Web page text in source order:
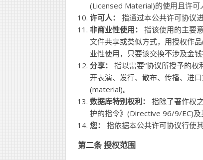
(Licensed Material)的使用且许可
许可人：
指通过本公共许可协议
非商业性使用：
指该使用的主要
文件共享或类似方式，用授权作
业性使用，只要该交换不涉及金钱
分享：
指以需要“协议所授予的
开表演、发行、散布、传播、进
(material)。
数据库特别权利：
指除了著作权
护的指令》(Directive 96/9/EC)及
您：
指依据本公共许可协议行使
第二条 授权范围